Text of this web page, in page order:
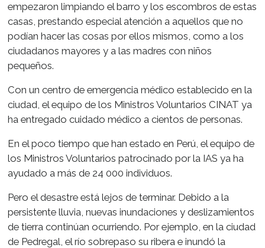
empezaron limpiando el barro y los escombros de estas
casas, prestando especial atención a aquellos que no
podían hacer las cosas por ellos mismos, como a los
ciudadanos mayores y a las madres con niños
pequeños.
Con un centro de emergencia médico establecido en la
ciudad, el equipo de los Ministros Voluntarios CINAT ya
ha entregado cuidado médico a cientos de personas.
En el poco tiempo que han estado en Perú, el equipo de
los Ministros Voluntarios patrocinado por la IAS ya ha
ayudado a más de 24 000 individuos.
Pero el desastre está lejos de terminar. Debido a la
persistente lluvia, nuevas inundaciones y deslizamientos
de tierra continúan ocurriendo. Por ejemplo, en la ciudad
de Pedregal, el río sobrepaso su ribera e inundó la